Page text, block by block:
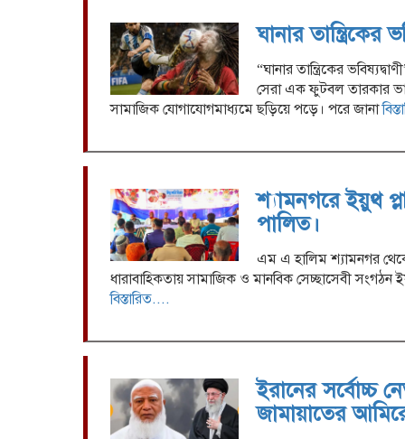
ঘানার তান্ত্রিকের
“ঘানার তান্ত্রিকের
সেরা এক ফুটবল তারকার
সামাজিক যোগাযোগমাধ্যমে ছড়িয়ে পড়ে। পরে জানা
শ্যামনগরে ইয়ুথ
পালিত।
এম এ হালিম শ্যামনগর
ধারাবাহিকতায় সামাজিক ও মানবিক সেচ্ছাসেবী সংগঠন
বিস্তারিত....
ইরানের সর্বোচ্চ
জামায়াতের